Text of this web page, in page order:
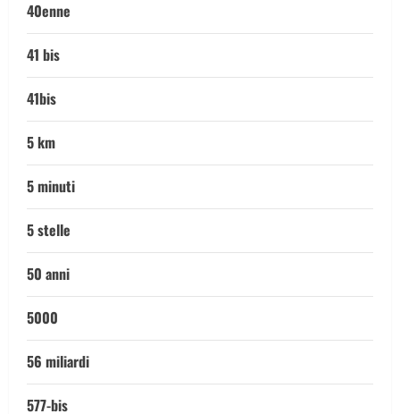
40enne
41 bis
41bis
5 km
5 minuti
5 stelle
50 anni
5000
56 miliardi
577-bis